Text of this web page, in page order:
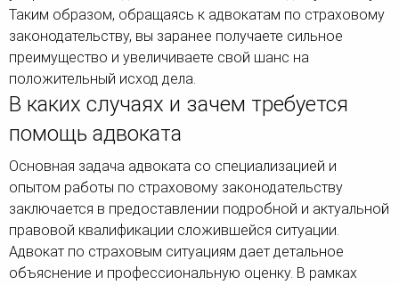
Таким образом, обращаясь к адвокатам по страховому
законодательству, вы заранее получаете сильное
преимущество и увеличиваете свой шанс на
положительный исход дела.
В каких случаях и зачем требуется
помощь адвоката
Основная задача адвоката со специализацией и
опытом работы по страховому законодательству
заключается в предоставлении подробной и актуальной
правовой квалификации сложившейся ситуации.
Адвокат по страховым ситуациям дает детальное
объяснение и профессиональную оценку. В рамках